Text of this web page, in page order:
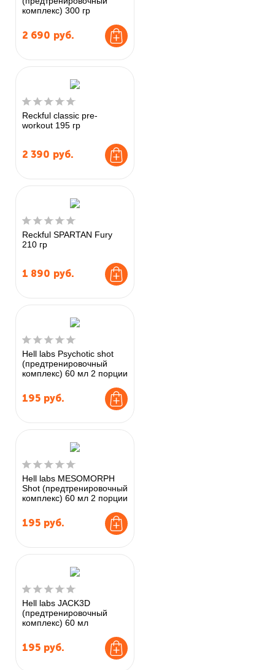
комплекс) 300 гр
2 690 руб.
Reckful classic pre-
workout 195 гр
2 390 руб.
Reckful SPARTAN Fury
210 гр
1 890 руб.
Hell labs Psychotic shot
(предтренировочный
комплекс) 60 мл 2 порции
195 руб.
Hell labs MESOMORPH
Shot (предтренировочный
комплекс) 60 мл 2 порции
195 руб.
Hell labs JACK3D
(предтренировочный
комплекс) 60 мл
195 руб.